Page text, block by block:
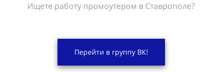
Ищете работу промоутером в Ставрополе?
Перейти в группу ВК!